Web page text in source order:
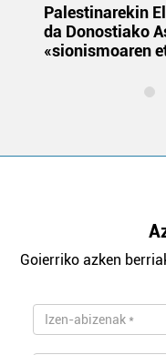
Palestinarekin
da Donostiako
«sionismoaren
Goierriko azken